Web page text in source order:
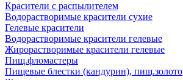
Красители с распылителем
Водорастворимые красители сухие
Гелевые красители
Водорастворимые красители гелевые
Жирорастворимые красители гелевые
Пищ.фломастеры
Пищевые блестки (кандурин), пищ.золото